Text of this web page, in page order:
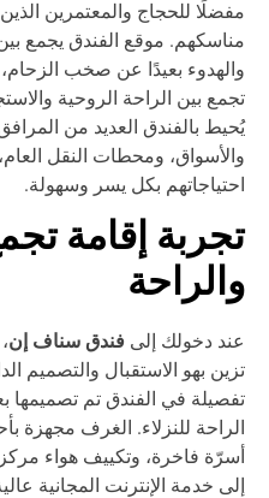
للحجاج والمعتمرين الذين
موقع الفندق يجمع بين
بعيدًا عن صخب الزحام،
بين الراحة الروحية
بالفندق العديد من المرافق
ومحطات النقل العام،
بكل يسر وسهولة.
إقامة تجمع
دخولك إلى فندق سناف إن،
بهو الاستقبال والتصميم
في الفندق تم تصميمها
للنزلاء. الغرف مجهزة
فاخرة، وتكييف هواء مركزي،
خدمة الإنترنت المجانية عالية